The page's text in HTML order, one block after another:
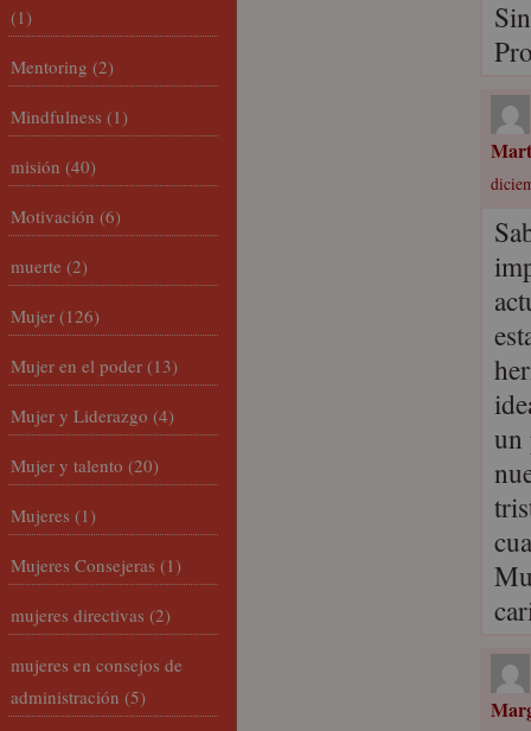
un
(1)
Mentoring (2)
Mindfulness (1)
misión (40)
Motivación (6)
muerte (2)
Mujer (126)
Mujer en el poder (13)
Mujer y Liderazgo (4)
Mujer y talento (20)
Mujeres (1)
Mujeres Consejeras (1)
mujeres directivas (2)
mujeres en consejos de
administración (5)